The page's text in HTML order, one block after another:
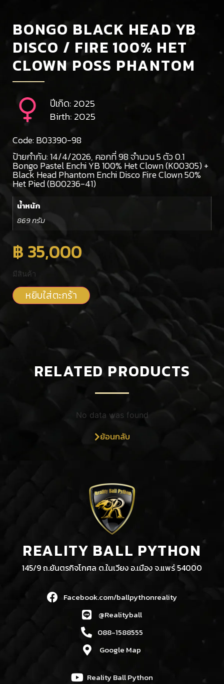
BONGO BLACK HEAD YB
DISCO / FIRE 100% HET
CLOWN POSS PHANTOM
ปีเกิด: 2025
Birth: 2025
Code: B03390-98
ป้ายกำกับ:14/4/2026, คอกที่ 98 จำนวน 5 ตัว 0.1
Bongo Pastel Enchi YB 100% Het Clown (K00305) +
Black Head Phantom Enchi Disco Fire Clown 50%
Het Pied (B00236-41)
น้ำหนัก
869 กรัม
฿35,000
มีสินค้า
หยิบใส่ตะกร้า
RELATED PRODUCTS
No data was found
ย้อนกลับ
REALITY BALL PYTHON
145/9 ถ.ยันตรกิจโกศล ต.ในเวียง อ.เมือง จ.แพร่ 54000
Facebook.com/ballpythonreality
@Realityball
088-1588555
Google Map
Reality Ball Python